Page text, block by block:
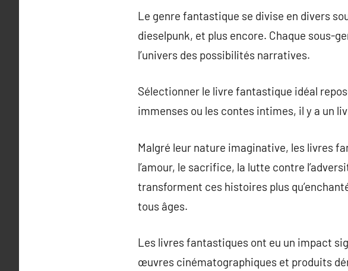
Le genre fantastique se divise en divers
dieselpunk, et plus encore. Chaque sous-
l’univers des possibilités narratives.
Sélectionner le livre fantastique idéal
immenses ou les contes intimes, il y a un
Malgré leur nature imaginative, les livres
l’amour, le sacrifice, la lutte contre
transforment ces histoires plus
tous âges.
Les livres fantastiques ont eu un impact
œuvres cinématographiques et produits